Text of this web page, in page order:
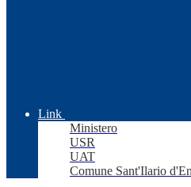
Link
Ministero
USR
UAT
Comune Sant'Ilario